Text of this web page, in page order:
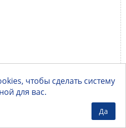
чтобы сделать систему
для вас.
Да